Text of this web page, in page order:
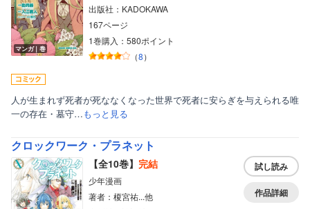
マンガ｜巻
出版社：KADOKAWA
167ページ
1巻購入：580ポイント
（8）
人が生まれず死者が死ななくなった世界で死者に安らぎを与えられる唯
一の存在・墓守…もっと見る
クロックワーク・プラネット
【全10巻】 完結
少年漫画
著者：榎宮祐...他
試し読み
作品詳細